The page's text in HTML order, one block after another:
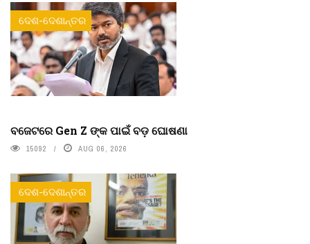
ଦେଶ-ଦେଶାନ୍ତର
ବଜେଟରେ Gen Z ଙ୍କ ପାଇଁ ବଡ଼ ଘୋଷଣା
15092 AUG 06, 2026
ଦେଶ-ଦେଶାନ୍ତର